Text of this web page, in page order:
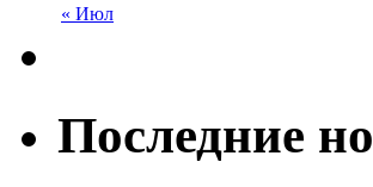
« Июл
Последние